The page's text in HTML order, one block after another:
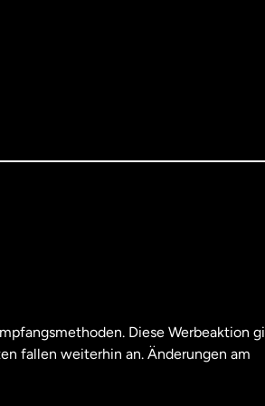
Diese Werbeaktion
fallen weiterhin an. Änderungen am